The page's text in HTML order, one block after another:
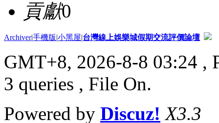
貢獻0
Archiver|手機版|小黑屋|台灣線上娛樂城假期交流評價論壇
GMT+8, 2026-8-8 03:24 ,
3 queries , File On.
Powered by Discuz! X3.3